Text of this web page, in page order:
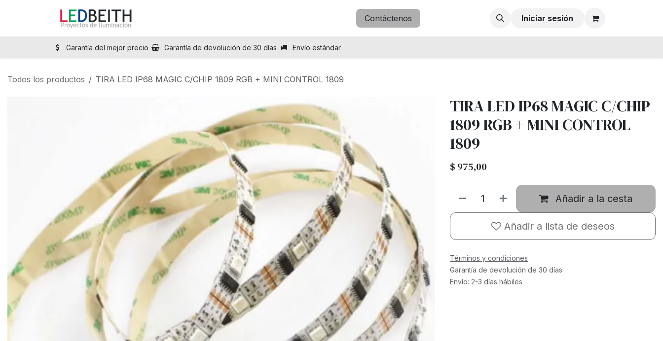
Contáctenos Iniciar sesión
Garantía del mejor precio Garantía de devolución de 30 días Envío estándar
Todos los productos TIRA LED IP68 MAGIC C/CHIP 1809 RGB + MINI CONTROL 1809
TIRA LED IP68 MAGIC C/CHIP
1809 RGB + MINI CONTROL
1809
$ 975,00
Añadir a la cesta
Añadir a lista de deseos
Términos y condiciones
Garantía de devolución de 30 días
Envío: 2-3 días hábiles